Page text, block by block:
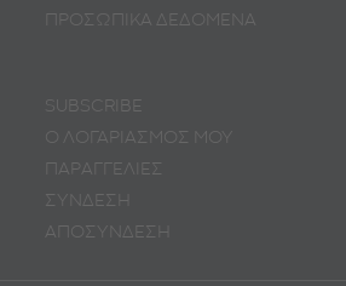
ΠΡΟΣΩΠΙΚA ΔΕΔΟΜΕΝA
SUBSCRIBE
Ο ΛΟΓΑΡΙΑΣΜΟΣ ΜΟΥ
ΠΑΡΑΓΓΕΛΙΕΣ
ΣΥΝΔΕΣΗ
ΑΠΟΣΥΝΔΕΣΗ